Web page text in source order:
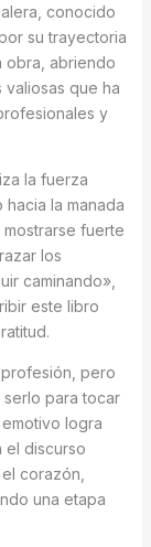
conocido
su trayectoria
obra, abriendo
valiosas que ha
y
la fuerza
la manada
fuerte
los
caminando»,
este libro
pero
para tocar
logra
el discurso
corazón,
una etapa